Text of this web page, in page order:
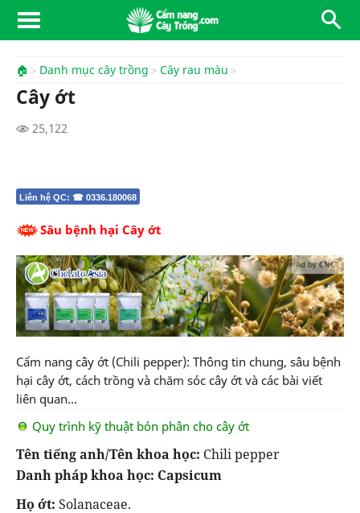
🏠 Danh mục cây trồng Cây rau màu
Cây ớt
25,122
Liên hệ QC: ☎ 0336.180068
Sâu bệnh hại Cây ớt
Ad by CNCT
Cẩm nang cây ớt (Chili pepper): Thông tin chung, sâu bệnh
hại cây ớt, cách trồng và chăm sóc cây ớt và các bài viết
liên quan...
Quy trình kỹ thuật bón phân cho cây ớt
Tên tiếng anh/Tên khoa học: Chili pepper
Danh pháp khoa học: Capsicum
Họ ớt: Solanaceae.